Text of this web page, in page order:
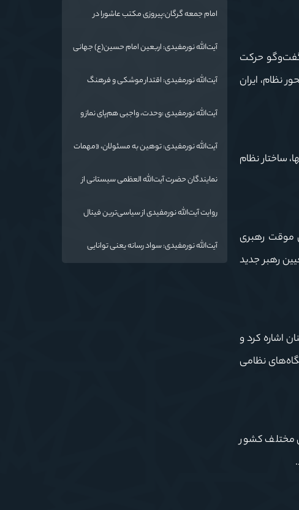
گفت‌وگو حرکت
نظام، ایران
ساختار نظام
موقت رهبری
رهبر جدید
اشاره کرد و
نظامی
مختلف کشور
امام جمعه گرگان:پیروزی مکتب عاشورا در
نمی‌شود
آیت‌الله نورمفیدی: اربعین امام حسین(ع) جهانی
تهمت به مسئولان حد شرعی دارد
آیت‌الله نورمفیدی: اقتدار موشکی و فرهنگ
تا ضرورت روایتگری جهانی
آیت‌الله نورمفیدی :وحدت، واجبی هم‌پای نماز و
آیت‌الله نورمفیدی: توهین به مسئولان، «مهمات
به جای جنگ است
نمایندگان حضرت آیت‌الله العظمی سیستانی از
کردند
روایت آیت‌الله نورمفیدی از سیاسی‌ترین فینال
می‌نشیند
آیت‌الله نورمفیدی: سواد رسانه یعنی توانایی